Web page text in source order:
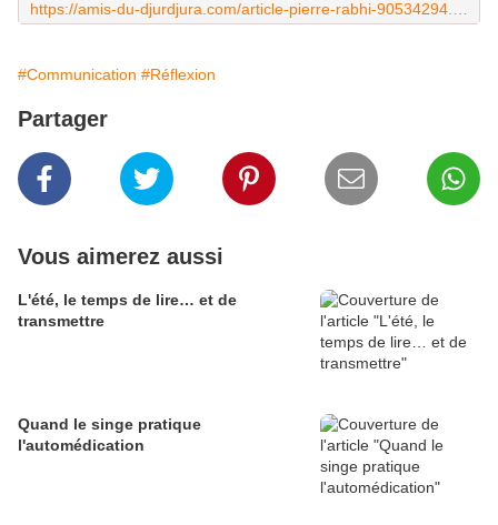
#Communication #Réflexion
Partager
Vous aimerez aussi
L'été, le temps de lire… et de
transmettre
Quand le singe pratique
l'automédication